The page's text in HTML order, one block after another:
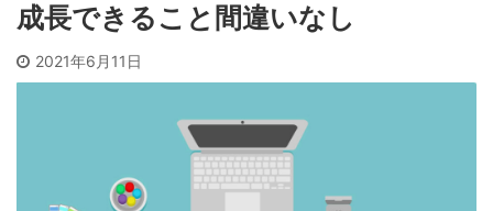
成長できること間違いなし
2021年6月11日